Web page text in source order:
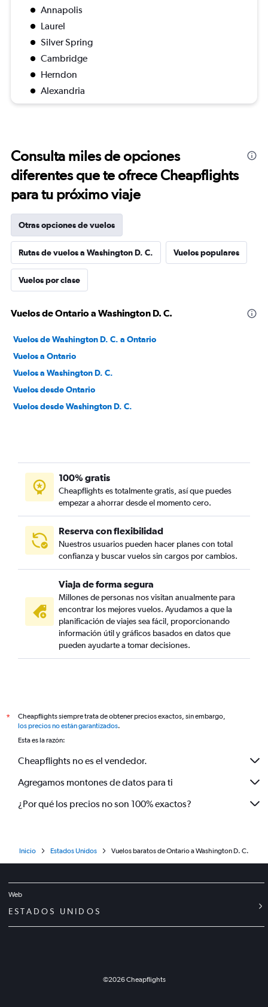
Annapolis
Laurel
Silver Spring
Cambridge
Herndon
Alexandria
Consulta miles de opciones
diferentes que te ofrece Cheapflights
para tu próximo viaje
Otras opciones de vuelos
Rutas de vuelos a Washington D. C. Vuelos populares
Vuelos por clase
Vuelos de Ontario a Washington D. C.
Vuelos de Washington D. C. a Ontario
Vuelos a Ontario
Vuelos a Washington D. C.
Vuelos desde Ontario
Vuelos desde Washington D. C.
100% gratis
Cheapflights es totalmente gratis, así que puedes
empezar a ahorrar desde el momento cero.
Reserva con flexibilidad
Nuestros usuarios pueden hacer planes con total
confianza y buscar vuelos sin cargos por cambios.
Viaja de forma segura
Millones de personas nos visitan anualmente para
encontrar los mejores vuelos. Ayudamos a que la
planificación de viajes sea fácil, proporcionando
información útil y gráficos basados en datos que
pueden ayudarte a tomar decisiones.
*
Cheapflights siempre trata de obtener precios exactos, sin embargo,
los precios no están garantizados.
Esta es la razón:
Cheapflights no es el vendedor.
Agregamos montones de datos para ti
¿Por qué los precios no son 100% exactos?
Inicio Estados Unidos Vuelos baratos de Ontario a Washington D. C.
Web
ESTADOS UNIDOS
©2026Cheapflights